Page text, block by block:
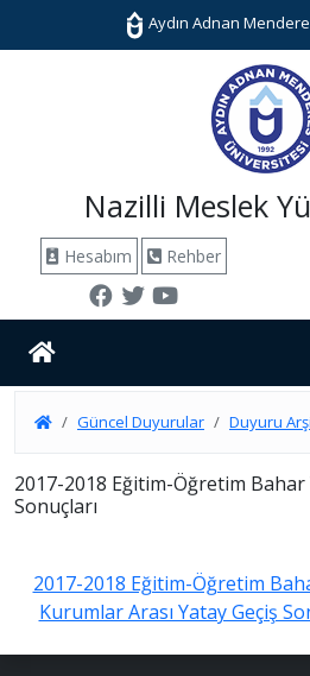
Aydın Adnan
Nazilli Meslek
Hesabım Rehber
Güncel Duyurular Duyuru
2017-2018 Eğitim-Öğretim Bahar
Sonuçları
2017-2018 Eğitim-Öğretim
Kurumlar Arası Yatay Geçiş